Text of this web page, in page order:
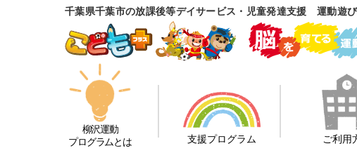
千葉県千葉市の放課後等デイサービス・児童発達支援 運動遊
柳沢運動
プログラムとは
支援プログラム ご利用